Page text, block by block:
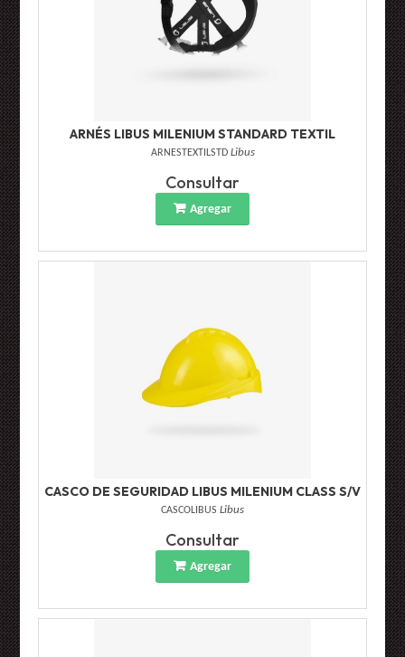
ARNÉS LIBUS MILENIUM STANDARD TEXTIL
ARNESTEXTILSTD Libus
Consultar
Agregar
CASCO DE SEGURIDAD LIBUS MILENIUM CLASS S/V
CASCOLIBUS Libus
Consultar
Agregar